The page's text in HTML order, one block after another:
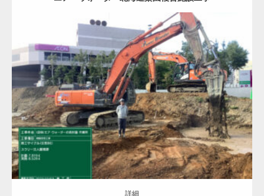
地盤改良（ALL） 建築の基礎
詳細
詳細